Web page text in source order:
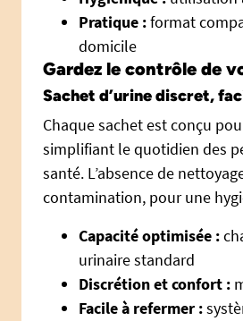
Pratique :format
domicile
Gardez le contrôle de
Sachet d’urine discret,
Chaque sachet est conçu
simplifiant le quotidien des
santé. L’absence de
contamination, pour une
Capacité optimisée :
urinaire standard
Discrétion et confort :
Facile à refermer :